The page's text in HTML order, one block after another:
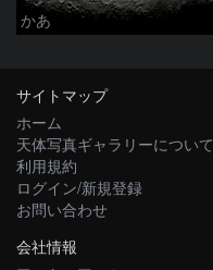
かあ
サイトマップ
ホーム
天体写真ギャラリーについて
利用規約
ログイン/新規登録
お問い合わせ
会社情報